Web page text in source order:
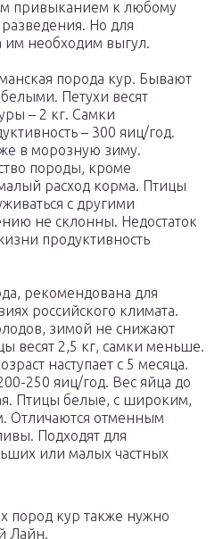
привыканием к любому
Но для
им необходим выгул.
порода кур. Бывают
Петухи весят
– 2 кг. Самки
– 300 яиц/год.
в морозную зиму.
породы, кроме
расход корма. Птицы
с другими
не склонны. Недостаток
продуктивность
рекомендована для
российского климата.
зимой не снижают
весят 2,5 кг, самки меньше.
наступает с 5 месяца.
250 яиц/год. Вес яйца до
Птицы белые, с широким,
Отличаются отменным
Подходят для
или малых частных
пород кур также нужно
Лайн.